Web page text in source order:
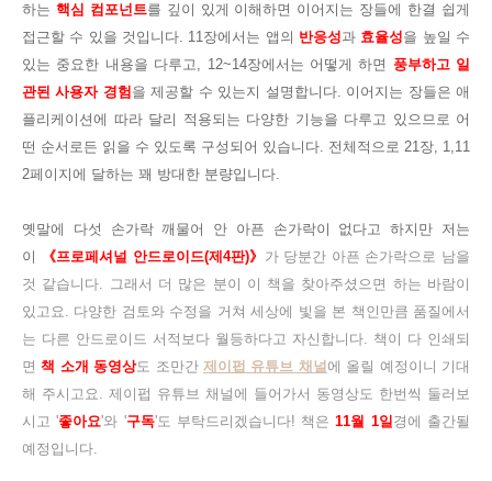
하는 핵심 컴포넌트를 깊이 있게 이해하면 이어지는 장들에 한결 쉽게
접근할 수 있을 것입니다. 11장에서는 앱의 반응성과 효율성을 높일 수
있는 중요한 내용을 다루고, 12~14장에서는 어떻게 하면 풍부하고 일
관된 사용자 경험 을 제공할 수 있는지 설명합니다. 이어지는 장들은 애
플리케이션에 따라 달리 적용되는 다양한 기능을 다루고 있으므로 어
떤 순서로든 읽을 수 있도록 구성되어 있습니다. 전체적으로 21장, 1,11
2페이지에 달하는 꽤 방대한 분량입니다.
옛말에 다섯 손가락 깨물어 안 아픈 손가락이 없다고 하지만 저는
이
《프로페셔널 안드로이드(제4판)》 가 당분간 아픈 손가락으로 남을
것 같습니다. 그래서 더 많은 분이 이 책을 찾아주셨으면 하는 바람이
있고요. 다양한 검토와 수정을 거쳐 세상에 빛을 본 책인만큼 품질에서
는 다른 안드로이드 서적보다 월등하다고 자신합니다. 책이 다 인쇄되
면 책 소개 동영상도 조만간제이펍 유튜브 채널 에 올릴 예정이니 기대
해 주시고요. 제이펍 유튜브 채널에 들어가서 동영상도 한번씩 둘러보
시고 '좋아요'와 '구독'도 부탁드리겠습니다! 책은 11월 1일경에 출간될
예정입니다.